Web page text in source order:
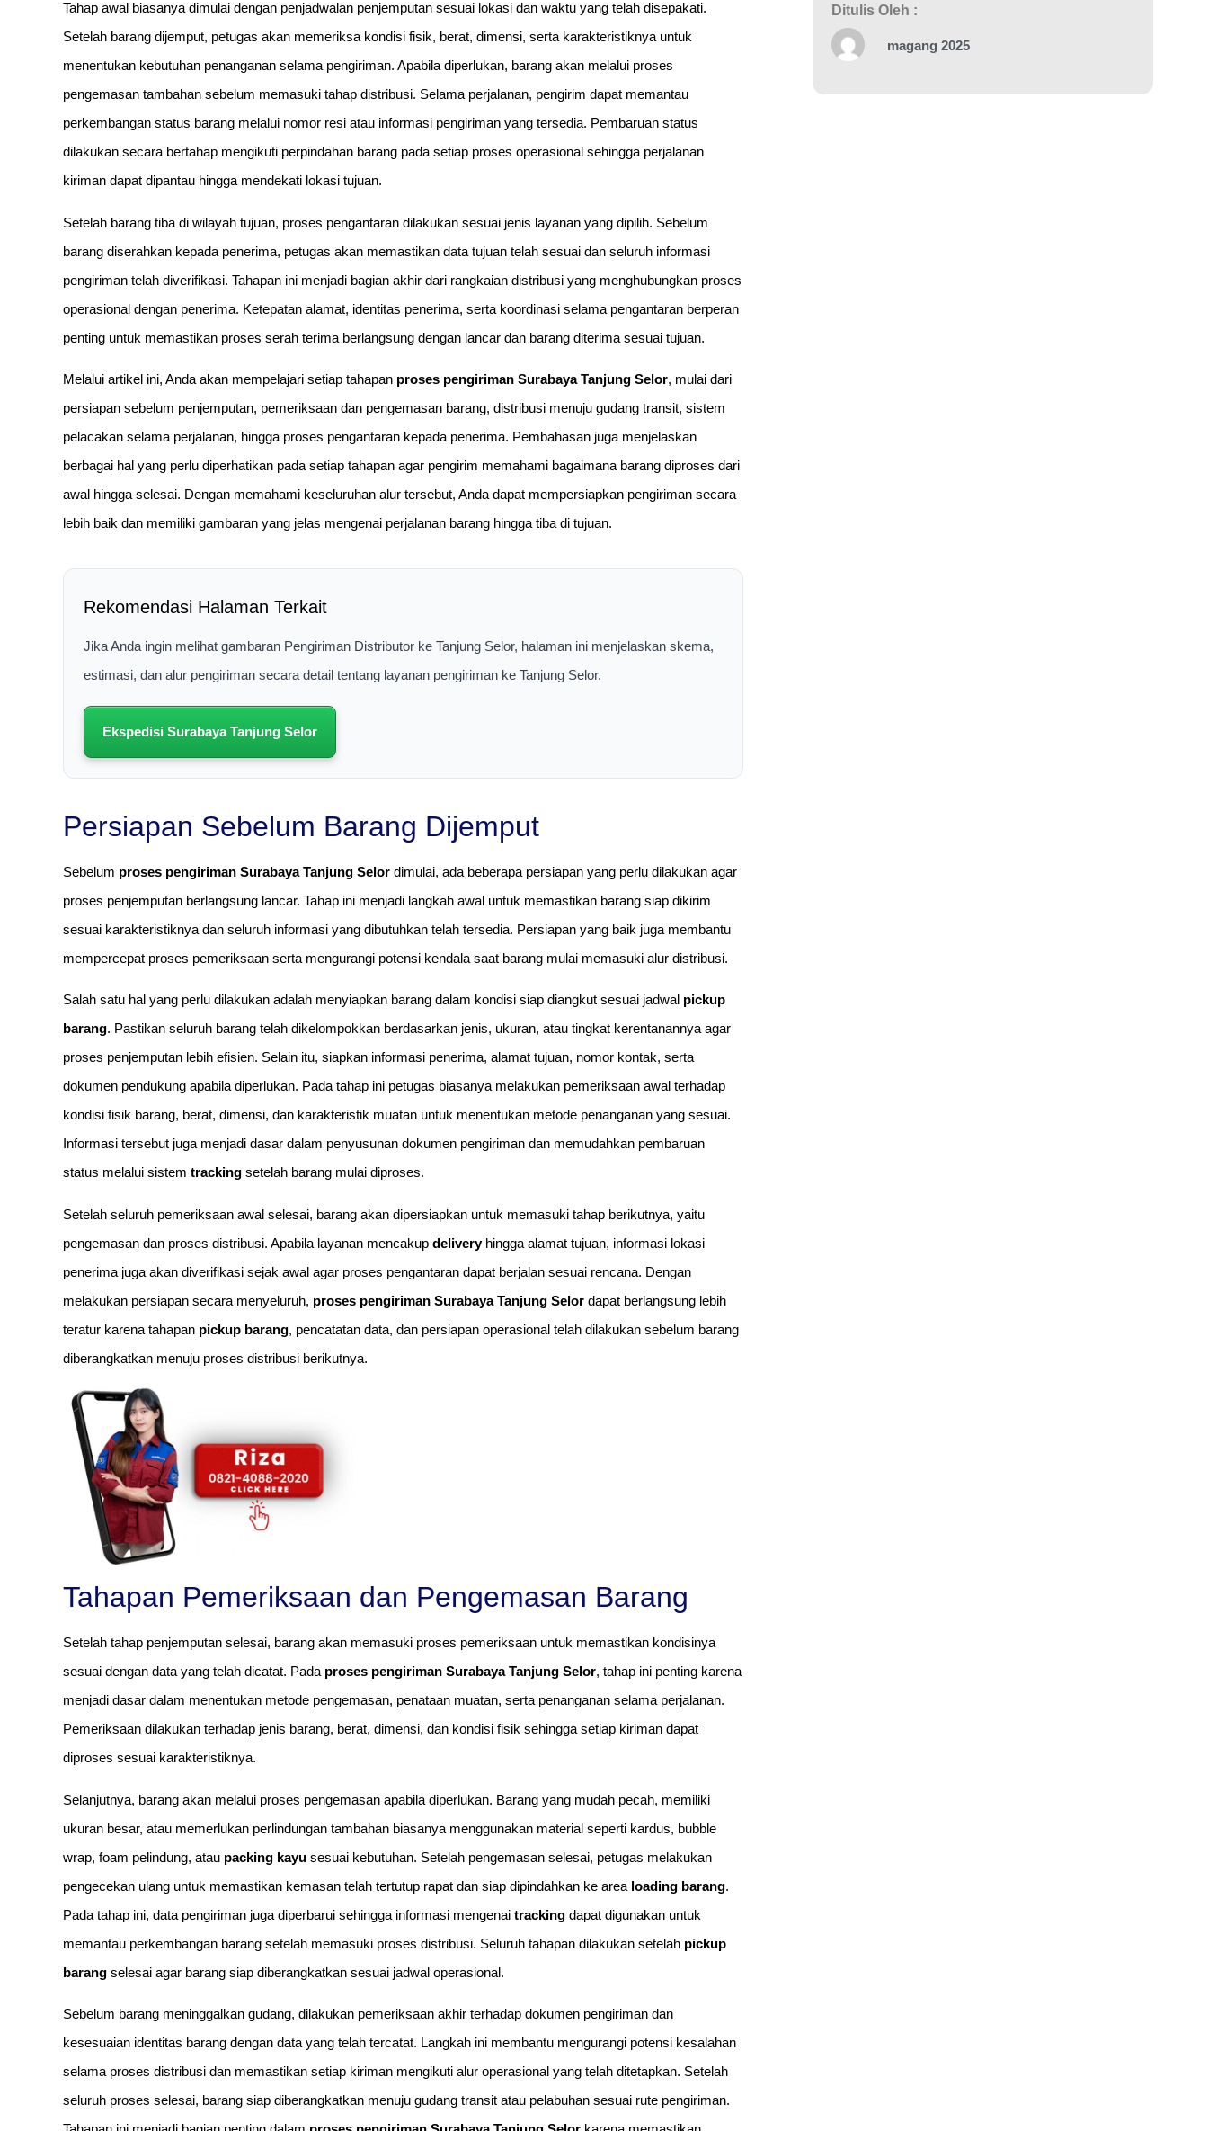
Tahap awal biasanya dimulai dengan penjadwalan penjemputan sesuai lokasi dan waktu yang telah disepakati.
Setelah barang dijemput, petugas akan memeriksa kondisi fisik, berat, dimensi, serta karakteristiknya untuk
menentukan kebutuhan penanganan selama pengiriman. Apabila diperlukan, barang akan melalui proses
pengemasan tambahan sebelum memasuki tahap distribusi. Selama perjalanan, pengirim dapat memantau
perkembangan status barang melalui nomor resi atau informasi pengiriman yang tersedia. Pembaruan status
dilakukan secara bertahap mengikuti perpindahan barang pada setiap proses operasional sehingga perjalanan
kiriman dapat dipantau hingga mendekati lokasi tujuan.
Setelah barang tiba di wilayah tujuan, proses pengantaran dilakukan sesuai jenis layanan yang dipilih. Sebelum
barang diserahkan kepada penerima, petugas akan memastikan data tujuan telah sesuai dan seluruh informasi
pengiriman telah diverifikasi. Tahapan ini menjadi bagian akhir dari rangkaian distribusi yang menghubungkan proses
operasional dengan penerima. Ketepatan alamat, identitas penerima, serta koordinasi selama pengantaran berperan
penting untuk memastikan proses serah terima berlangsung dengan lancar dan barang diterima sesuai tujuan.
Melalui artikel ini, Anda akan mempelajari setiap tahapan proses pengiriman Surabaya Tanjung Selor, mulai dari
persiapan sebelum penjemputan, pemeriksaan dan pengemasan barang, distribusi menuju gudang transit, sistem
pelacakan selama perjalanan, hingga proses pengantaran kepada penerima. Pembahasan juga menjelaskan
berbagai hal yang perlu diperhatikan pada setiap tahapan agar pengirim memahami bagaimana barang diproses dari
awal hingga selesai. Dengan memahami keseluruhan alur tersebut, Anda dapat mempersiapkan pengiriman secara
lebih baik dan memiliki gambaran yang jelas mengenai perjalanan barang hingga tiba di tujuan.
Rekomendasi Halaman Terkait
Jika Anda ingin melihat gambaran Pengiriman Distributor ke Tanjung Selor, halaman ini menjelaskan skema,
estimasi, dan alur pengiriman secara detail tentang layanan pengiriman ke Tanjung Selor.
Ekspedisi Surabaya Tanjung Selor
Persiapan Sebelum Barang Dijemput
Sebelum proses pengiriman Surabaya Tanjung Selor dimulai, ada beberapa persiapan yang perlu dilakukan agar
proses penjemputan berlangsung lancar. Tahap ini menjadi langkah awal untuk memastikan barang siap dikirim
sesuai karakteristiknya dan seluruh informasi yang dibutuhkan telah tersedia. Persiapan yang baik juga membantu
mempercepat proses pemeriksaan serta mengurangi potensi kendala saat barang mulai memasuki alur distribusi.
Salah satu hal yang perlu dilakukan adalah menyiapkan barang dalam kondisi siap diangkut sesuai jadwal pickup
barang. Pastikan seluruh barang telah dikelompokkan berdasarkan jenis, ukuran, atau tingkat kerentanannya agar
proses penjemputan lebih efisien. Selain itu, siapkan informasi penerima, alamat tujuan, nomor kontak, serta
dokumen pendukung apabila diperlukan. Pada tahap ini petugas biasanya melakukan pemeriksaan awal terhadap
kondisi fisik barang, berat, dimensi, dan karakteristik muatan untuk menentukan metode penanganan yang sesuai.
Informasi tersebut juga menjadi dasar dalam penyusunan dokumen pengiriman dan memudahkan pembaruan
status melalui sistem tracking setelah barang mulai diproses.
Setelah seluruh pemeriksaan awal selesai, barang akan dipersiapkan untuk memasuki tahap berikutnya, yaitu
pengemasan dan proses distribusi. Apabila layanan mencakup deliveryhingga alamat tujuan, informasi lokasi
penerima juga akan diverifikasi sejak awal agar proses pengantaran dapat berjalan sesuai rencana. Dengan
melakukan persiapan secara menyeluruh, proses pengiriman Surabaya Tanjung Selor dapat berlangsung lebih
teratur karena tahapan pickup barang, pencatatan data, dan persiapan operasional telah dilakukan sebelum barang
diberangkatkan menuju proses distribusi berikutnya.
Tahapan Pemeriksaan dan Pengemasan Barang
Setelah tahap penjemputan selesai, barang akan memasuki proses pemeriksaan untuk memastikan kondisinya
sesuai dengan data yang telah dicatat. Pada proses pengiriman Surabaya Tanjung Selor, tahap ini penting karena
menjadi dasar dalam menentukan metode pengemasan, penataan muatan, serta penanganan selama perjalanan.
Pemeriksaan dilakukan terhadap jenis barang, berat, dimensi, dan kondisi fisik sehingga setiap kiriman dapat
diproses sesuai karakteristiknya.
Selanjutnya, barang akan melalui proses pengemasan apabila diperlukan. Barang yang mudah pecah, memiliki
ukuran besar, atau memerlukan perlindungan tambahan biasanya menggunakan material seperti kardus, bubble
wrap, foam pelindung, atau packing kayu sesuai kebutuhan. Setelah pengemasan selesai, petugas melakukan
pengecekan ulang untuk memastikan kemasan telah tertutup rapat dan siap dipindahkan ke area loading barang.
Pada tahap ini, data pengiriman juga diperbarui sehingga informasi mengenai tracking dapat digunakan untuk
memantau perkembangan barang setelah memasuki proses distribusi. Seluruh tahapan dilakukan setelah pickup
barang selesai agar barang siap diberangkatkan sesuai jadwal operasional.
Sebelum barang meninggalkan gudang, dilakukan pemeriksaan akhir terhadap dokumen pengiriman dan
kesesuaian identitas barang dengan data yang telah tercatat. Langkah ini membantu mengurangi potensi kesalahan
selama proses distribusi dan memastikan setiap kiriman mengikuti alur operasional yang telah ditetapkan. Setelah
seluruh proses selesai, barang siap diberangkatkan menuju gudang transit atau pelabuhan sesuai rute pengiriman.
Ditulis Oleh :
magang 2025